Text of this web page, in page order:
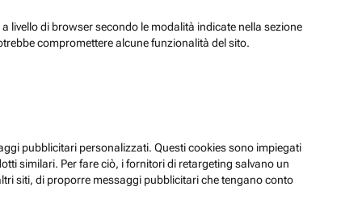
livello di browser secondo le modalità indicate nella sezione
compromettere alcune funzionalità del sito.
pubblicitari personalizzati. Questi cookies sono impiegati
similari. Per fare ciò, i fornitori di retargeting salvano un
siti, di proporre messaggi pubblicitari che tengano conto